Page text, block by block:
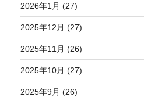
2026年1月 (27)
2025年12月 (27)
2025年11月 (26)
2025年10月 (27)
2025年9月 (26)